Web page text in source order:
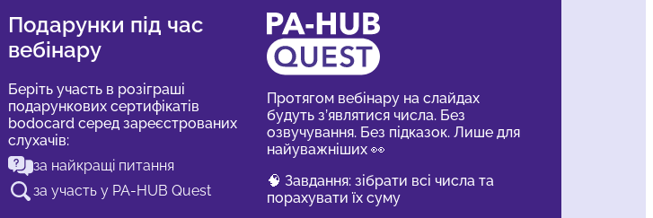
Подарунки під час
вебінару
Беріть участь в розіграші
подарункових сертифікатів
bodocard серед зареєстрованих
слухачів:
за найкращі питання
за участь у PA-HUB Quest
Протягом вебінару на слайдах
будуть з’являтися числа. Без
озвучування. Без підказок. Лише для
найуважніших 👀
🧠 Завдання: зібрати всі числа та
порахувати їх суму